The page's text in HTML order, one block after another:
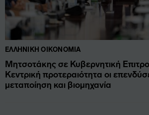
ΕΛΛΗΝΙΚΉ ΟΙΚΟΝΟΜΊΑ
Μητσοτάκης σε Κυβερνητική
Κεντρική προτεραιότητα οι
μεταποίηση και βιομηχανία